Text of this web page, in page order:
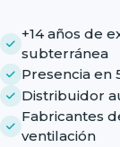
+14 años de
subterránea
Presencia en
Distribuidor
Fabricantes
ventilación